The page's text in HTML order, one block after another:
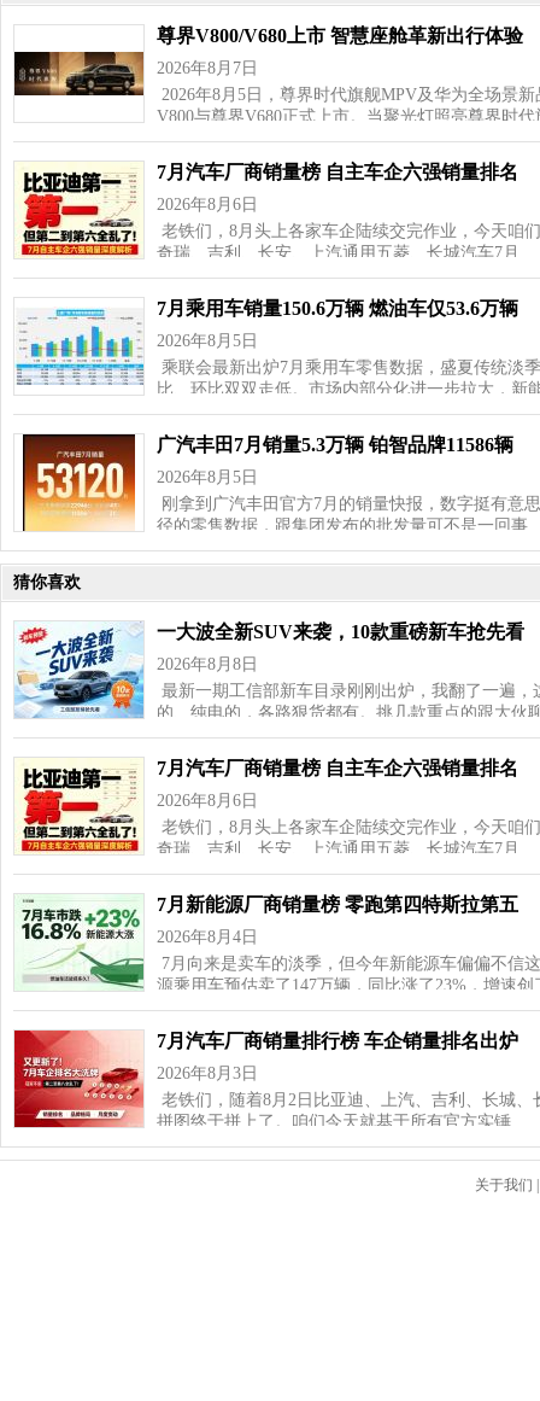
尊界V800/V680上市 智慧座舱革新出行体验
2026年8月7日
2026年8月5日，尊界时代旗舰MPV及华为全场景
V800与尊界V680正式上市。当聚光灯照亮尊界时
7月汽车厂商销量榜 自主车企六强销量排名
2026年8月6日
老铁们，8月头上各家车企陆续交完作业，今天
奇瑞、吉利、长安、上汽通用五菱、长城汽车7月…
7月乘用车销量150.6万辆 燃油车仅53.6万辆
2026年8月5日
乘联会最新出炉7月乘用车零售数据，盛夏传统淡
比、环比双双走低。市场内部分化进一步拉大，新
广汽丰田7月销量5.3万辆 铂智品牌11586辆
2026年8月5日
刚拿到广汽丰田官方7月的销量快报，数字挺有
径的零售数据，跟集团发布的批发量可不是一回事
猜你喜欢
一大波全新SUV来袭，10款重磅新车抢先看
2026年8月8日
最新一期工信部新车目录刚刚出炉，我翻了一遍
的、纯电的，各路狠货都有。挑几款重点的跟大伙
7月汽车厂商销量榜 自主车企六强销量排名
2026年8月6日
老铁们，8月头上各家车企陆续交完作业，今天
奇瑞、吉利、长安、上汽通用五菱、长城汽车7月…
7月新能源厂商销量榜 零跑第四特斯拉第五
2026年8月4日
7月向来是卖车的淡季，但今年新能源车偏偏不信
源乘用车预估卖了147万辆，同比涨了23%，增速
7月汽车厂商销量排行榜 车企销量排名出炉
2026年8月3日
老铁们，随着8月2日比亚迪、上汽、吉利、长城
拼图终于拼上了。咱们今天就基于所有官方实锤…
关于我们